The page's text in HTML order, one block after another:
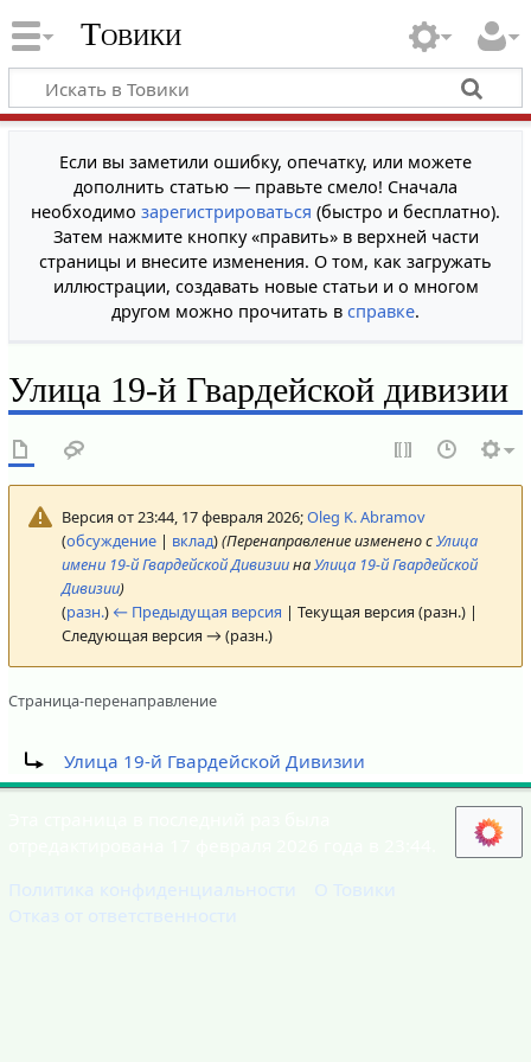
Товики
Если вы заметили ошибку, опечатку, или можете
дополнить статью — правьте смело! Сначала
необходимо зарегистрироваться (быстро и бесплатно).
Затем нажмите кнопку «править» в верхней части
страницы и внесите изменения. О том, как загружать
иллюстрации, создавать новые статьи и о многом
другом можно прочитать в справке.
Улица 19-й Гвардейской дивизии
Версия от 23:44, 17 февраля 2026;Oleg K. Abramov
(обсуждение| вклад)(Перенаправление изменено сУлица
имени 19-й Гвардейской ДивизиинаУлица 19-й Гвардейской
Дивизии)
(разн.) ← Предыдущая версия | Текущая версия (разн.) |
Следующая версия → (разн.)
Страница-перенаправление
Улица 19-й Гвардейской Дивизии